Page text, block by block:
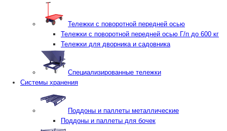
Тележки с поворотной передней осью
Тележки с поворотной передней осью Г/п до 600 кг
Тележки для дворника и садовника
Специализированные тележки
Системы хранения
Поддоны и паллеты металлические
Поддоны и паллеты для бочек